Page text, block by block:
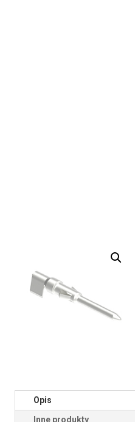
Opis
Inne produkty